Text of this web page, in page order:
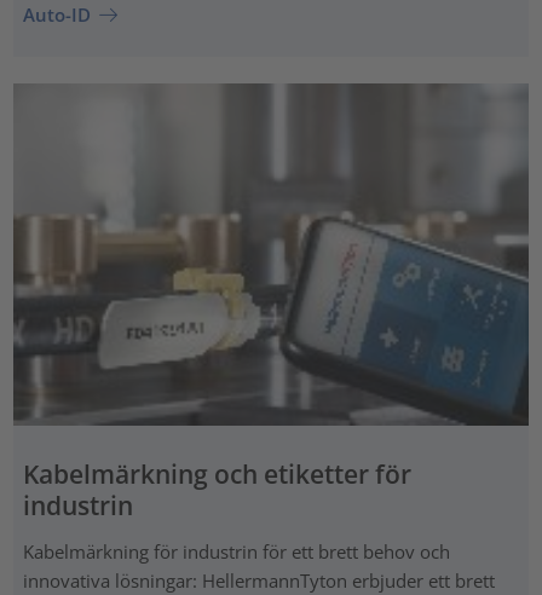
Auto-ID
Kabelmärkning och etiketter för
industrin
Kabelmärkning för industrin för ett brett behov och
innovativa lösningar: HellermannTyton erbjuder ett brett